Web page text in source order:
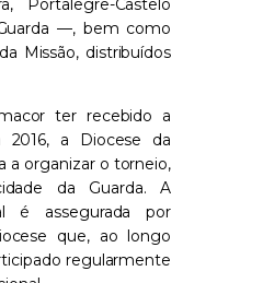
Portalegre-Castelo
—, bem como
Missão, distribuídos
ter recebido a
2016, a Diocese da
a organizar o torneio,
da Guarda. A
é assegurada por
que, ao longo
regularmente